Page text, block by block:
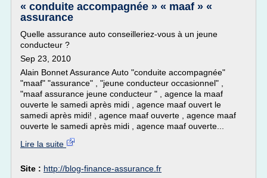
« conduite accompagnée » « maaf » «
assurance
Quelle assurance auto conseilleriez-vous à un jeune
conducteur ?
Sep 23, 2010
Alain Bonnet Assurance Auto "conduite accompagnée"
"maaf" "assurance" , "jeune conducteur occasionnel" ,
"maaf assurance jeune conducteur " , agence la maaf
ouverte le samedi après midi , agence maaf ouvert le
samedi après midi! , agence maaf ouverte , agence maaf
ouverte le samedi après midi , agence maaf ouverte...
Lire la suite
Site : http://blog-finance-assurance.fr